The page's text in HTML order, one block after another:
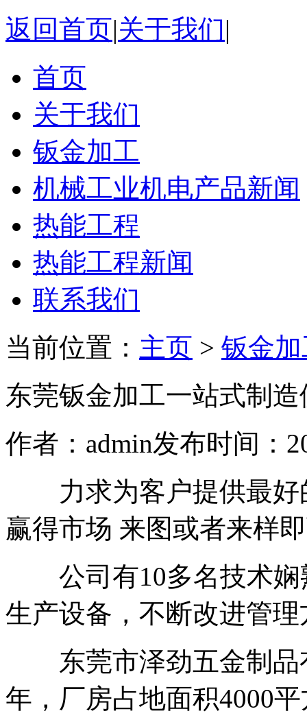
返回首页|关于我们|
首页
关于我们
钣金加工
机械工业机电产品新闻
热能工程
热能工程新闻
联系我们
当前位置： 主页 > 钣金
东莞钣金加工一站式制造
作者：admin发布时间：
力求为客户提供最好
赢得市场 来图或者来样
公司有10多名技术娴
生产设备，不断改进管
东莞市泽劲五金制品
年，厂房占地面积4000